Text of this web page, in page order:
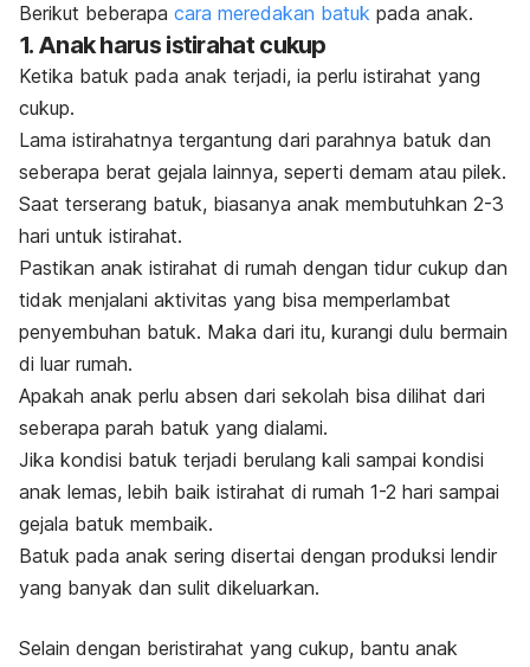
Berikut beberapa cara meredakan batuk pada anak.
1. Anak harus istirahat cukup
Ketika batuk pada anak terjadi, ia perlu istirahat yang
cukup.
Lama istirahatnya tergantung dari parahnya batuk dan
seberapa berat gejala lainnya, seperti demam atau pilek.
Saat terserang batuk, biasanya anak membutuhkan 2-3
hari untuk istirahat.
Pastikan anak istirahat di rumah dengan tidur cukup dan
tidak menjalani aktivitas yang bisa memperlambat
penyembuhan batuk. Maka dari itu, kurangi dulu bermain
di luar rumah.
Apakah anak perlu absen dari sekolah bisa dilihat dari
seberapa parah batuk yang dialami.
Jika kondisi batuk terjadi berulang kali sampai kondisi
anak lemas, lebih baik istirahat di rumah 1-2 hari sampai
gejala batuk membaik.
Batuk pada anak sering disertai dengan produksi lendir
yang banyak dan sulit dikeluarkan.
Selain dengan beristirahat yang cukup, bantu anak